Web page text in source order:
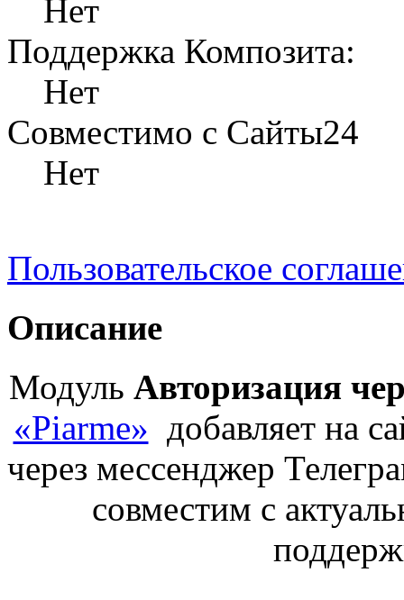
Нет
Поддержка Композита:
Нет
Совместимо с Сайты24
Нет
Пользовательское
Описание
Модуль Авторизация
«Piarme» добавляет на
через мессенджер
совместим с